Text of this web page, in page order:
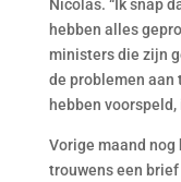
Nicolas. “Ik snap
hebben alles
ministers die zijn
de problemen aan
hebben
Vorige maand
trouwens een